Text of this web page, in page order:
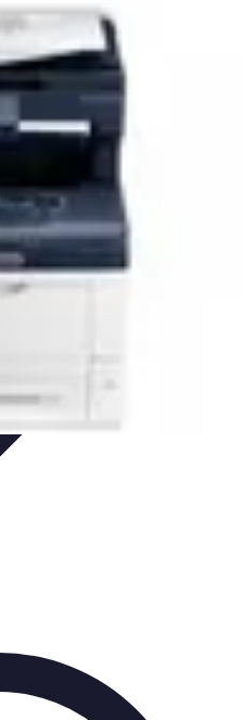
Guide d'achat
Éducation et